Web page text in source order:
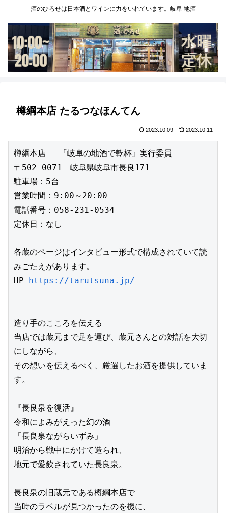
酒のひろせは日本酒とワインに力をいれています。岐阜 地酒
樽綱本店 たるつなほんてん
2023.10.09 2023.10.11
樽綱本店 　『岐阜の地酒で乾杯』実行委員
〒502-0071　岐阜県岐阜市長良171
駐車場：5台
営業時間：9:00～20:00
電話番号：058-231-0534
定休日：なし
各蔵のページはインタビュー形式で構成されていて読
みごたえがあります。
HP
https://tarutsuna.jp/
造り手のこころを伝える
当店では蔵元まで足を運び、蔵元さんとの対話を大切
にしながら、
その想いを伝えるべく、厳選したお酒を提供していま
す。
『長良泉を復活』
令和によみがえった幻の酒
「長良泉ながらいずみ」
明治から戦中にかけて造られ、
地元で愛飲されていた長良泉。
長良泉の旧蔵元である樽綱本店で
当時のラベルが見つかったのを機に、